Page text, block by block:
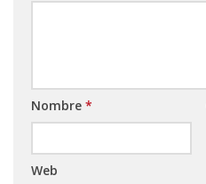
Nombre *
Web